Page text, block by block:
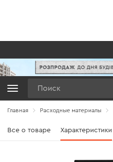
Главная Расходные материалы
Все о товаре Характеристики